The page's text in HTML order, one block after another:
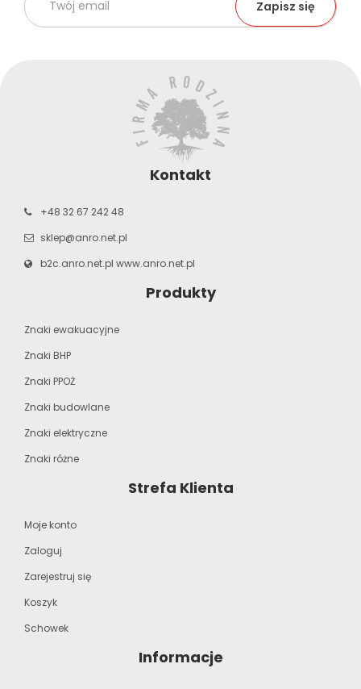
Kontakt
+48 32 67 242 48
sklep@anro.net.pl
b2c.anro.net.pl www.anro.net.pl
Produkty
Znaki ewakuacyjne
Znaki BHP
Znaki PPOŻ
Znaki budowlane
Znaki elektryczne
Znaki różne
Strefa Klienta
Moje konto
Zaloguj
Zarejestruj się
Koszyk
Schowek
Informacje